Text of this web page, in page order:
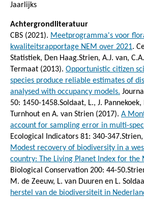
Jaarlijks
Achtergrondliteratuur
CBS (2021). Meetprogramma's voor
kwaliteitsrapportage NEM over 2021.
Statistiek, Den Haag.Strien, A.J. van,
Termaat (2013). Opportunistic citizen
species produce reliable estimates of
analysed with occupancy models.
50: 1450-1458.Soldaat, L., J.
Turnhout en A. van Strien (2017). A
account for sampling error in multi-
Ecological Indicators 81: 340-
Modest recovery of biodiversity in a
country: The Living Planet Index for the
Biological Conservation 200: 44-
M. de Zeeuw, L. van Duuren en L.
herstel van de biodiversiteit in